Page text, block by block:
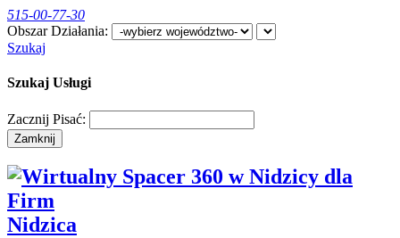
515-00-77-30
Obszar Działania:
Szukaj
Szukaj Usługi
Zacznij Pisać:
Zamknij
Nidzica